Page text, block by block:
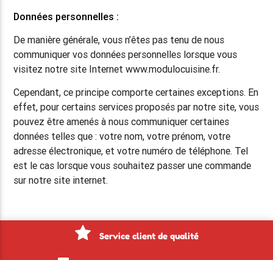
Données personnelles :
De manière générale, vous n’êtes pas tenu de nous
communiquer vos données personnelles lorsque vous
visitez notre site Internetwww.modulocuisine.fr.
Cependant, ce principe comporte certaines exceptions. En
effet, pour certains services proposés par notre site, vous
pouvez être amenés à nous communiquer certaines
données telles que : votre nom, votre prénom, votre
adresse électronique, et votre numéro de téléphone. Tel
est le cas lorsque vous souhaitez passer une commande
sur notre site internet.
Service client de qualité